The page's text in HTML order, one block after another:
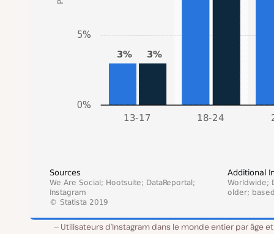
Utilisateurs d’Instagram dans le monde entier par âge